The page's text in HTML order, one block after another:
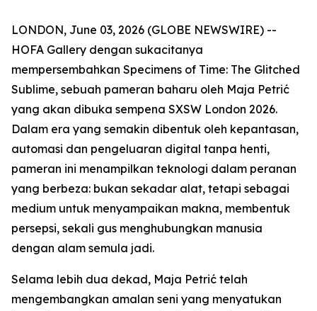
LONDON, June 03, 2026 (GLOBE NEWSWIRE) --
HOFA Gallery dengan sukacitanya
mempersembahkan Specimens of Time: The Glitched
Sublime, sebuah pameran baharu oleh Maja Petrić
yang akan dibuka sempena SXSW London 2026.
Dalam era yang semakin dibentuk oleh kepantasan,
automasi dan pengeluaran digital tanpa henti,
pameran ini menampilkan teknologi dalam peranan
yang berbeza: bukan sekadar alat, tetapi sebagai
medium untuk menyampaikan makna, membentuk
persepsi, sekali gus menghubungkan manusia
dengan alam semula jadi.
Selama lebih dua dekad, Maja Petrić telah
mengembangkan amalan seni yang menyatukan